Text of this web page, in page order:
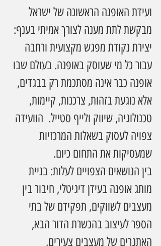
ועידת האופנה הראשונה של ישראל
מבקשת לתת מענה לצורך אמיתי בענף:
יצירת נקודת מפגש מקצועית ורחבה
עבור כל מי שעוסק באופנה. בעולם שבו
אופנה כבר אינה מסתכמת רק בבגדים,
אלא נוגעת בזהות, צרכנות, קיימות,
טכנולוגיה, שיווק ולייף סטייל.  הוועידה
צפויה לעסוק בשאלות המרכזיות
שמעסיקות את התחום כיום.
בין הנושאים הצפויים לעלות: בניית
מותג אופנה בעידן דיגיטלי, חיבור בין
מעצבים לשווקים, תפקידם של בתי
הספר לעיצוב בהכשרת הדור הבא,
האתגרים של מעצבים צעירים,